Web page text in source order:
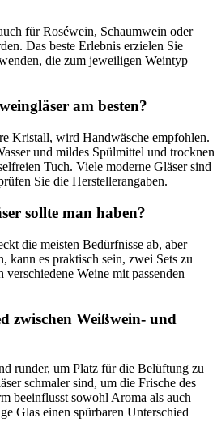
für Roséwein, Schaumwein oder
Das beste Erlebnis erzielen Sie
die zum jeweiligen Weintyp
am besten?
Kristall, wird Handwäsche empfohlen.
und mildes Spülmittel und trocknen
Tuch. Viele moderne Gläser sind
Sie die Herstellerangaben.
sollte man haben?
die meisten Bedürfnisse ab, aber
kann es praktisch sein, zwei Sets zu
verschiedene Weine mit passenden
zwischen Weißwein- und
runder, um Platz für die Belüftung zu
schmaler sind, um die Frische des
beeinflusst sowohl Aroma als auch
Glas einen spürbaren Unterschied